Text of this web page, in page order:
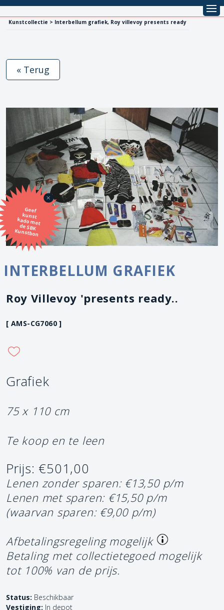
Kunstcollectie > Interbellum grafiek, Roy villevoy presents ready
Geef
kunst
kado met
de SBK
Kunstbon
« Terug
INTERBELLUM GRAFIEK
Roy Villevoy 'presents ready..
[ AMS-CG7060 ]
Grafiek
75 x 110 cm
Te koop en te leen
Prijs: €501,00
Lenen zonder sparen: €13,50 p/m
Lenen met sparen: €15,50 p/m
(waarvan sparen: €9,00 p/m)
Afbetalingsregeling mogelijk
Betaling met collectietegoed mogelijk
tot 100% van de prijs.
Status: Beschikbaar
Vestiging: In depot